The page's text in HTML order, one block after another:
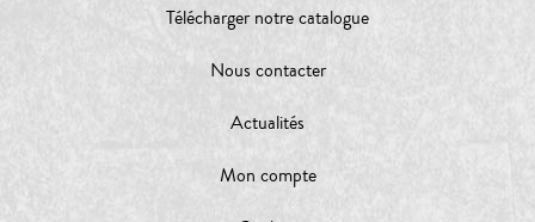
Télécharger notre catalogue
Nous contacter
Actualités
Mon compte